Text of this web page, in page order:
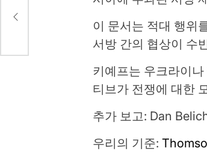
이 문서는 적대 행위
서방 간의 협상이 수
키예프는 우크라이
티브가 전쟁에 대한
추가 보고: Dan
우리의 기준: